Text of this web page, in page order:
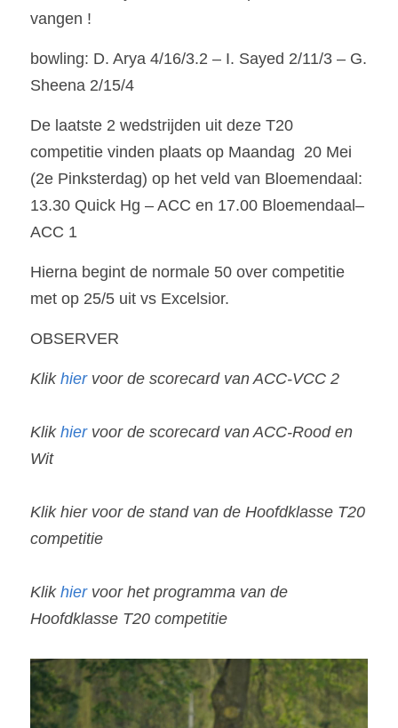
vangen !
bowling: D. Arya 4/16/3.2 – I. Sayed 2/11/3 – G.
Sheena 2/15/4
De laatste 2 wedstrijden uit deze T20
competitie vinden plaats op Maandag  20 Mei
(2e Pinksterdag) op het veld van Bloemendaal:
13.30 Quick Hg – ACC en 17.00 Bloemendaal–
ACC 1
Hierna begint de normale 50 over competitie
met op 25/5 uit vs Excelsior.
OBSERVER
Klik hier voor de scorecard van ACC-VCC 2
Klik hier voor de scorecard van ACC-Rood en
Wit
Klik hier voor de stand van de Hoofdklasse T20
competitie
Klik hier voor het programma van de
Hoofdklasse T20 competitie